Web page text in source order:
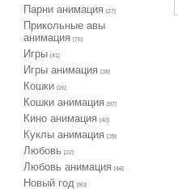
Парни анимация [27]
Прикольные авы
анимация
[75]
Игры [41]
Игры анимация [38]
Кошки [26]
Кошки анимация [97]
Кино анимация [40]
Куклы анимация [39]
Любовь [22]
Любовь анимация [46]
Новый год [80]